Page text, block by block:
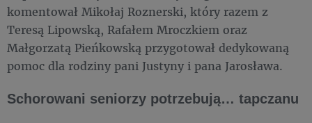
komentował Mikołaj Roznerski, który razem z
Teresą Lipowską, Rafałem Mroczkiem oraz
Małgorzatą Pieńkowską przygotował dedykowaną
pomoc dla rodziny pani Justyny i pana Jarosława.
Schorowani seniorzy potrzebują… tapczanu